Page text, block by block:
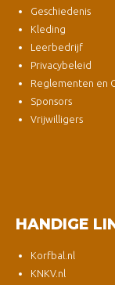
Geschiedenis
Kleding
Leerbedrijf
Privacybeleid
Reglementen en
Sponsors
Vrijwilligers
HANDIGE
Korfbal.nl
KNKV.nl